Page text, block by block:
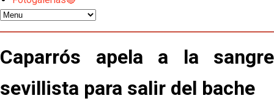
Los contratiempos para García Plaza por la mala
gestión de un inválido Consejo
Atlético y Getafe agitan el mercado de LaLiga
Caparrós apela a la sangre
sevillista para salir del bache